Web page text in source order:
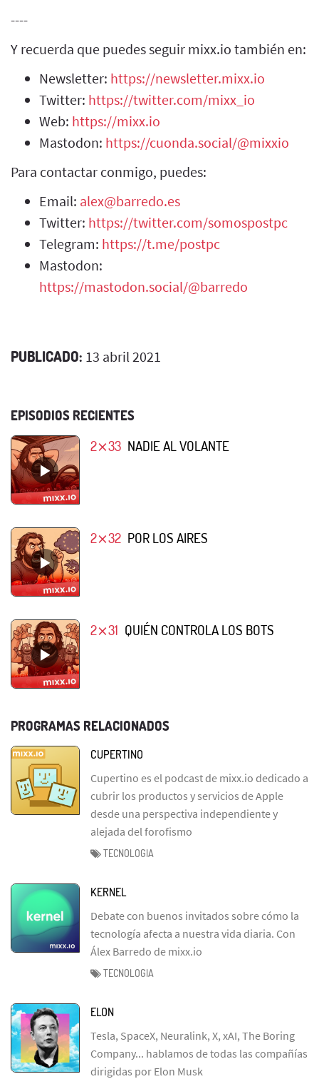
----
Y recuerda que puedes seguir mixx.io también en:
Newsletter: https://newsletter.mixx.io
Twitter: https://twitter.com/mixx_io
Web: https://mixx.io
Mastodon: https://cuonda.social/@mixxio
Para contactar conmigo, puedes:
Email: alex@barredo.es
Twitter: https://twitter.com/somospostpc
Telegram: https://t.me/postpc
Mastodon:
https://mastodon.social/@barredo
PUBLICADO: 13 abril 2021
EPISODIOS RECIENTES
2⨯33 NADIE AL VOLANTE
2⨯32 POR LOS AIRES
2⨯31 QUIÉN CONTROLA LOS BOTS
PROGRAMAS RELACIONADOS
CUPERTINO
Cupertino es el podcast de mixx.io dedicado a
cubrir los productos y servicios de Apple
desde una perspectiva independiente y
alejada del forofismo
TECNOLOGIA
KERNEL
Debate con buenos invitados sobre cómo la
tecnología afecta a nuestra vida diaria. Con
Álex Barredo de mixx.io
TECNOLOGIA
ELON
Tesla, SpaceX, Neuralink, X, xAI, The Boring
Company... hablamos de todas las compañías
dirigidas por Elon Musk